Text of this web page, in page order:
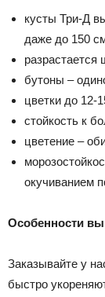
кусты Три-Д
даже до 150
разрастается
бутоны –
цветки до 12-
стойкость к
цветение –
окучиванием
Особенности
Заказывайте у
быстро